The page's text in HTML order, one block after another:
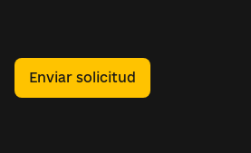
Enviar solicitud